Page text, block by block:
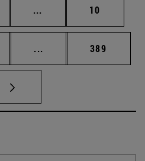
... Páginas intermedias
Página
10
... Páginas intermedias
Página
389